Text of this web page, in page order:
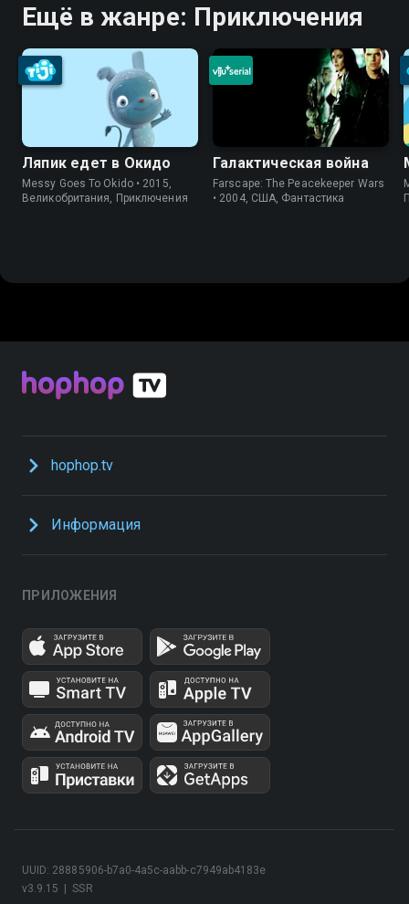
Ещё в жанре: Приключения
Ляпик едет в Окидо
Messy Goes To Okido • 2015,
Великобритания, Приключения
Галактическая война
Farscape: The Peacekeeper Wars
• 2004, США, Фантастика
hophop.tv
Информация
ПРИЛОЖЕНИЯ
v3.9.15 SSR
UUID: 28885906-b7a0-4a5c-aabb-c7949ab4183e